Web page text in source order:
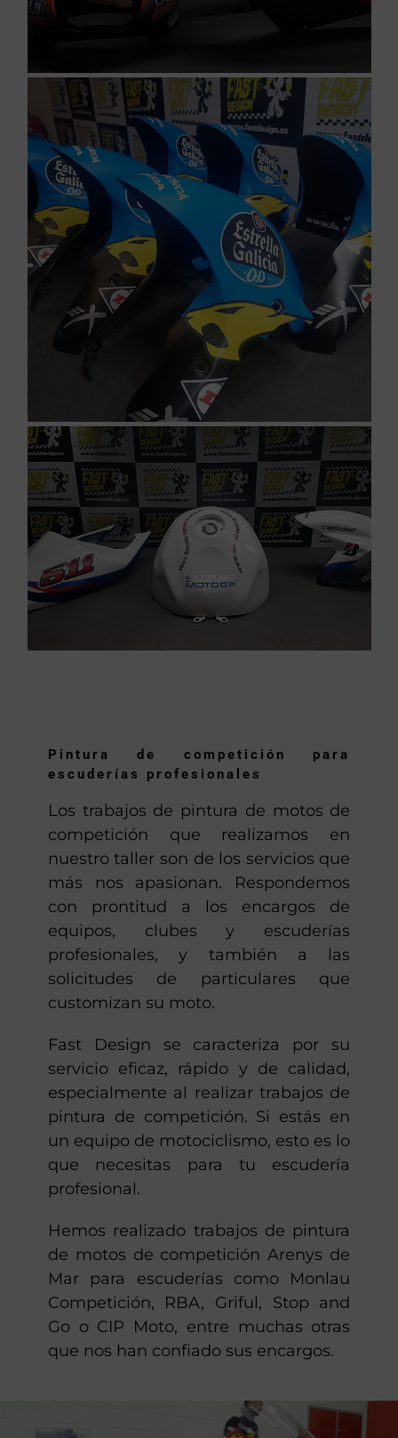
Pintura de competición para
escuderías profesionales
Los trabajos de pintura de motos de
competición que realizamos en
nuestro taller son de los servicios que
más nos apasionan. Respondemos
con prontitud a los encargos de
equipos, clubes y escuderías
profesionales, y también a las
solicitudes de particulares que
customizan su moto.
Fast Design se caracteriza por su
servicio eficaz, rápido y de calidad,
especialmente al realizar trabajos de
pintura de competición. Si estás en
un equipo de motociclismo, esto es lo
que necesitas para tu escudería
profesional.
Hemos realizado trabajos de pintura
de motos de competición Arenys de
Mar para escuderías como Monlau
Competición, RBA, Griful, Stop and
Go o CIP Moto, entre muchas otras
que nos han confiado sus encargos.